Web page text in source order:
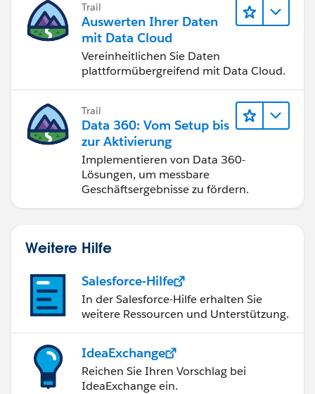
Trail
Auswerten Ihrer Daten
mit Data Cloud
Vereinheitlichen Sie Daten
plattformübergreifend mit Data Cloud.
Trail
Data 360: Vom Setup bis
zur Aktivierung
Implementieren von Data 360-
Lösungen, um messbare
Geschäftsergebnisse zu fördern.
Weitere Hilfe
Salesforce-Hilfe
In der Salesforce-Hilfe erhalten Sie
weitere Ressourcen und Unterstützung.
IdeaExchange
Reichen Sie Ihren Vorschlag bei
IdeaExchange ein.